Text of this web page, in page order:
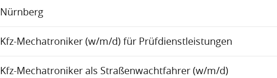
Nürnberg
Kfz-Mechatroniker (w/m/d) für Prüfdienstleistungen
Kfz-Mechatroniker als Straßenwachtfahrer (w/m/d)